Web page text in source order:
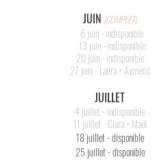
JUIN (COMPLET)
6 juin - indisponible
13 juin - indisponible
20 juin - indisponible
27 juin - Laura + Aymeric
JUILLET
4 juillet - indisponible
11 juillet - Clara + Maël
18 juillet - disponible
25 juillet - disponible